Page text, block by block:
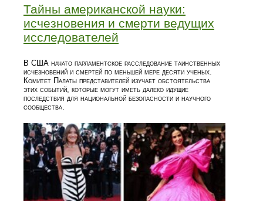
Тайны американской науки:
исчезновения и смерти ведущих
исследователей
В США начато парламентское расследование таинственных
исчезновений и смертей по меньшей мере десяти ученых.
Комитет Палаты представителей изучает обстоятельства
этих событий, которые могут иметь далеко идущие
последствия для национальной безопасности и научного
сообщества.